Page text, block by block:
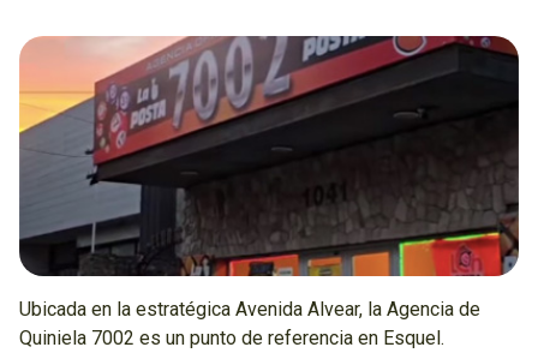
Ubicada en la estratégica Avenida Alvear, la Agencia de
Quiniela 7002 es un punto de referencia en Esquel.